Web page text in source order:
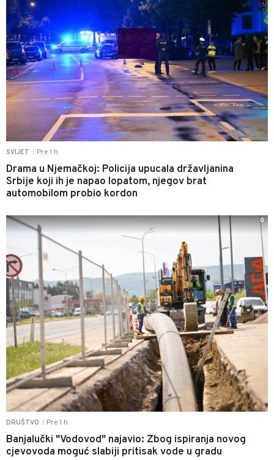
SVIJET Pre 1 h
Drama u Njemačkoj: Policija upucala državljanina
Srbije koji ih je napao lopatom, njegov brat
automobilom probio kordon
DRUŠTVO Pre 1 h
Banjalučki "Vodovod" najavio: Zbog ispiranja novog
cjevovoda moguć slabiji pritisak vode u gradu
0